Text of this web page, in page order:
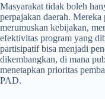
Masyarakat tidak boleh
perpajakan daerah.
merumuskan kebijakan,
efektivitas program yang
partisipatif bisa menjadi
dikembangkan, di mana
menetapkan prioritas
PAD.